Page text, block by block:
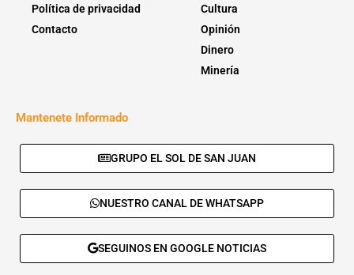
Política de privacidad
Contacto
Cultura
Opinión
Dinero
Minería
Mantenete Informado
GRUPO EL SOL DE SAN JUAN
NUESTRO CANAL DE WHATSAPP
SEGUINOS EN GOOGLE NOTICIAS